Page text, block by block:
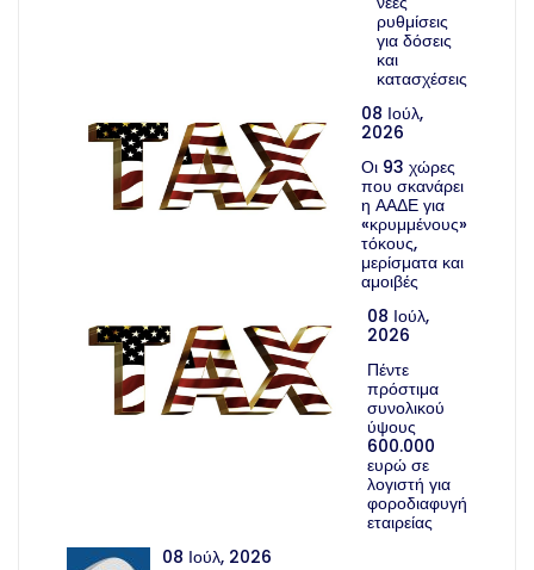
ρυθμίσεις
για δόσεις
και
κατασχέσεις
08 Ιούλ,
2026
Οι 93 χώρες
που σκανάρει
η ΑΑΔΕ για
«κρυμμένους»
τόκους,
μερίσματα και
αμοιβές
08 Ιούλ,
2026
Πέντε
πρόστιμα
συνολικού
ύψους
600.000
ευρώ σε
λογιστή για
φοροδιαφυγή
εταιρείας
08 Ιούλ, 2026